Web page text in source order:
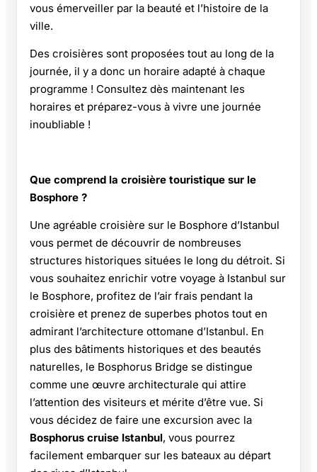
vous émerveiller par la beauté et l’histoire de la
ville.
Des croisières sont proposées tout au long de la
journée, il y a donc un horaire adapté à chaque
programme ! Consultez dès maintenant les
horaires et préparez-vous à vivre une journée
inoubliable !
Que comprend la croisière touristique sur le
Bosphore ?
Une agréable croisière sur le Bosphore d’Istanbul
vous permet de découvrir de nombreuses
structures historiques situées le long du détroit. Si
vous souhaitez enrichir votre voyage à Istanbul sur
le Bosphore, profitez de l’air frais pendant la
croisière et prenez de superbes photos tout en
admirant l’architecture ottomane d’Istanbul. En
plus des bâtiments historiques et des beautés
naturelles, le Bosphorus Bridge se distingue
comme une œuvre architecturale qui attire
l’attention des visiteurs et mérite d’être vue. Si
vous décidez de faire une excursion avec la
Bosphorus cruise Istanbul, vous pourrez
facilement embarquer sur les bateaux au départ